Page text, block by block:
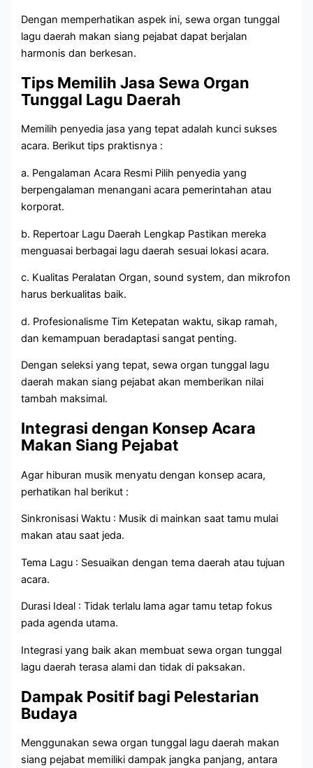
Dengan memperhatikan aspek ini, sewa organ tunggal
lagu daerah makan siang pejabat dapat berjalan
harmonis dan berkesan.
Tips Memilih Jasa Sewa Organ
Tunggal Lagu Daerah
Memilih penyedia jasa yang tepat adalah kunci sukses
acara. Berikut tips praktisnya :
a. Pengalaman Acara Resmi Pilih penyedia yang
berpengalaman menangani acara pemerintahan atau
korporat.
b. Repertoar Lagu Daerah Lengkap Pastikan mereka
menguasai berbagai lagu daerah sesuai lokasi acara.
c. Kualitas Peralatan Organ, sound system, dan mikrofon
harus berkualitas baik.
d. Profesionalisme Tim Ketepatan waktu, sikap ramah,
dan kemampuan beradaptasi sangat penting.
Dengan seleksi yang tepat, sewa organ tunggal lagu
daerah makan siang pejabat akan memberikan nilai
tambah maksimal.
Integrasi dengan Konsep Acara
Makan Siang Pejabat
Agar hiburan musik menyatu dengan konsep acara,
perhatikan hal berikut :
Sinkronisasi Waktu : Musik di mainkan saat tamu mulai
makan atau saat jeda.
Tema Lagu : Sesuaikan dengan tema daerah atau tujuan
acara.
Durasi Ideal : Tidak terlalu lama agar tamu tetap fokus
pada agenda utama.
Integrasi yang baik akan membuat sewa organ tunggal
lagu daerah terasa alami dan tidak di paksakan.
Dampak Positif bagi Pelestarian
Budaya
Menggunakan sewa organ tunggal lagu daerah makan
siang pejabat memiliki dampak jangka panjang, antara